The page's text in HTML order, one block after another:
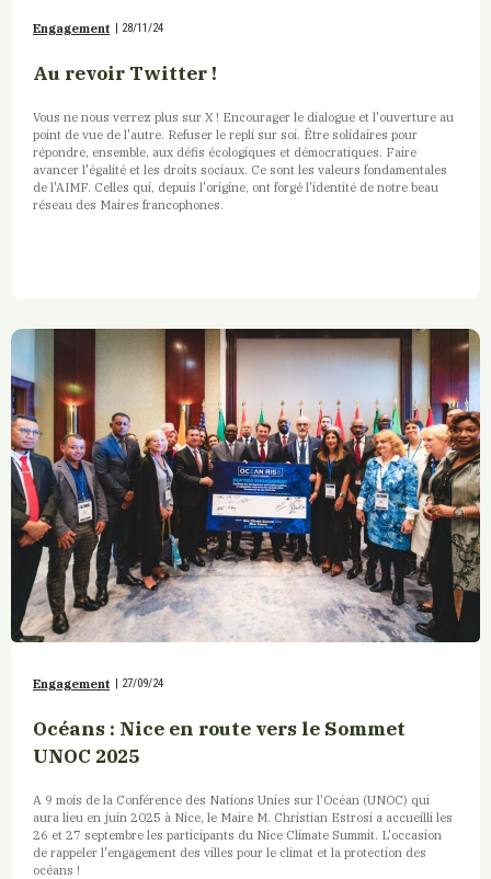
Engagement | 28/11/24
Au revoir Twitter !
Vous ne nous verrez plus sur X ! Encourager le dialogue et l'ouverture au
point de vue de l'autre. Refuser le repli sur soi. Être solidaires pour
répondre, ensemble, aux défis écologiques et démocratiques. Faire
avancer l'égalité et les droits sociaux. Ce sont les valeurs fondamentales
de l'AIMF. Celles qui, depuis l'origine, ont forgé l'identité de notre beau
réseau des Maires francophones.
Engagement | 27/09/24
Océans : Nice en route vers le Sommet
UNOC 2025
A 9 mois de la Conférence des Nations Unies sur l'Océan (UNOC) qui
aura lieu en juin 2025 à Nice, le Maire M. Christian Estrosi a accueilli les
26 et 27 septembre les participants du Nice Climate Summit. L'occasion
de rappeler l'engagement des villes pour le climat et la protection des
océans !